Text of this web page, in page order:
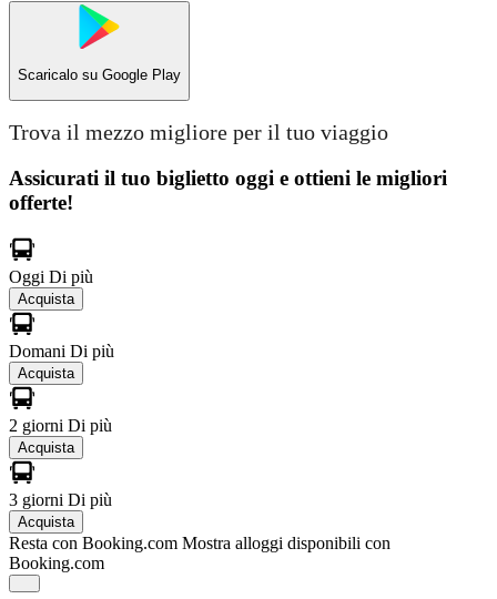
Scaricalo su Google Play
Trova il mezzo migliore per il tuo viaggio
Assicurati il ​​tuo biglietto oggi e ottieni le migliori
offerte!
Oggi Di più
Acquista
Domani Di più
Acquista
2 giorni Di più
Acquista
3 giorni Di più
Acquista
Resta con Booking.com Mostra alloggi disponibili con
Booking.com